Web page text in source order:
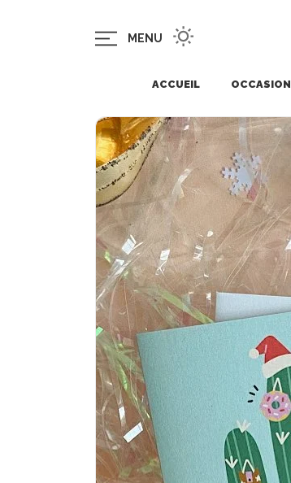
MENU
ACCUEIL OCCASION